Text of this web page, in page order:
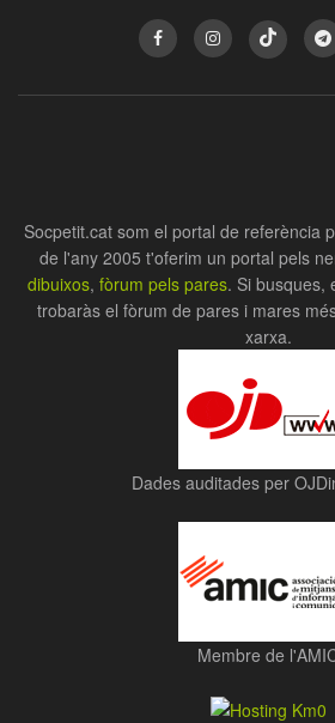
Socpetit.cat som el portal de referència
de l'any 2005 t'oferim un portal pels
dibuixos, fòrum pels pares. Si busques,
trobaràs el fòrum de pares i mares
xarxa.
Dades auditades per
Membre de